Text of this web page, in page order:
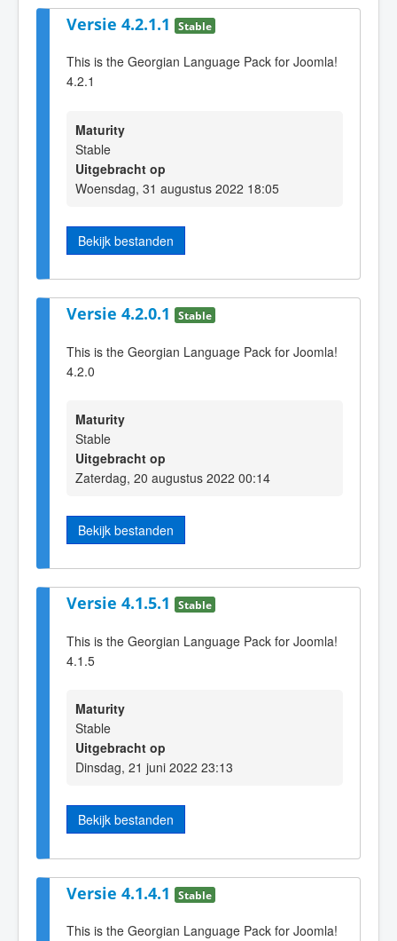
Versie 4.2.1.1 Stable
This is the Georgian Language Pack for Joomla!
4.2.1
Maturity
Stable
Uitgebracht op
Woensdag, 31 augustus 2022 18:05
Bekijk bestanden
Versie 4.2.0.1 Stable
This is the Georgian Language Pack for Joomla!
4.2.0
Maturity
Stable
Uitgebracht op
Zaterdag, 20 augustus 2022 00:14
Bekijk bestanden
Versie 4.1.5.1 Stable
This is the Georgian Language Pack for Joomla!
4.1.5
Maturity
Stable
Uitgebracht op
Dinsdag, 21 juni 2022 23:13
Bekijk bestanden
Versie 4.1.4.1 Stable
This is the Georgian Language Pack for Joomla!